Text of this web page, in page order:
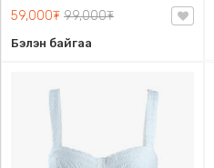
59,000₮ 99,000₮
Бэлэн байгаа